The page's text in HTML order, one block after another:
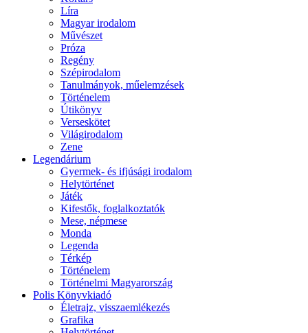
Líra
Magyar irodalom
Művészet
Próza
Regény
Szépirodalom
Tanulmányok, műelemzések
Történelem
Útikönyv
Verseskötet
Világirodalom
Zene
Legendárium
Gyermek- és ifjúsági irodalom
Helytörténet
Játék
Kifestők, foglalkoztatók
Mese, népmese
Monda
Legenda
Térkép
Történelem
Történelmi Magyarország
Polis Könyvkiadó
Életrajz, visszaemlékezés
Grafika